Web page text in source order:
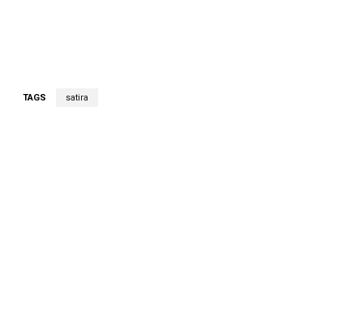
TAGS satira